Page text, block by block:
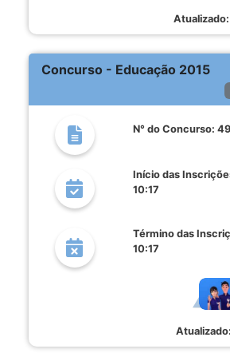
Concurso - Educação 2015
N° do Concurso: 49
Início das
10:17
Término das
10:17